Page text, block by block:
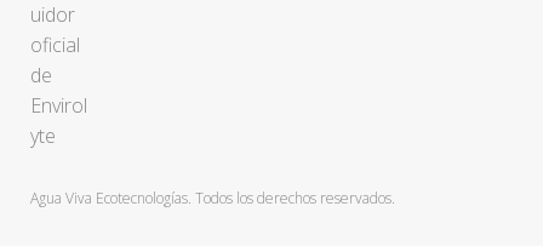
uidor
oficial
de
Envirol
yte
Agua Viva Ecotecnologías. Todos los derechos reservados.